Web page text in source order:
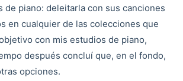
piano: deleitarla con sus canciones
en cualquier de las colecciones que
con mis estudios de piano,
después concluí que, en el fondo,
opciones.